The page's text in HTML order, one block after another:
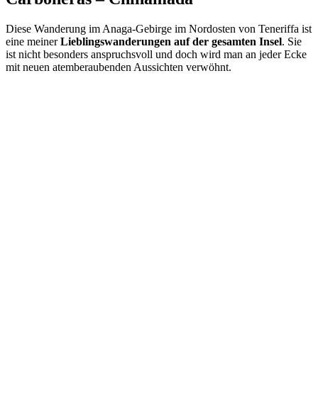
Diese Wanderung im Anaga-Gebirge im Nordosten von Teneriffa ist
eine meinerLieblingswanderungen auf der gesamten Insel. Sie
ist nicht besonders anspruchsvoll und doch wird man an jeder Ecke
mit neuen atemberaubenden Aussichten verwöhnt.